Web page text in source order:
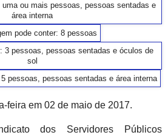
feira em 02 de maio de 2017.
dos Servidores Públicos